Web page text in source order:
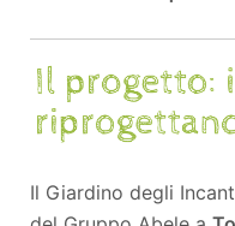
Il Giardino degli